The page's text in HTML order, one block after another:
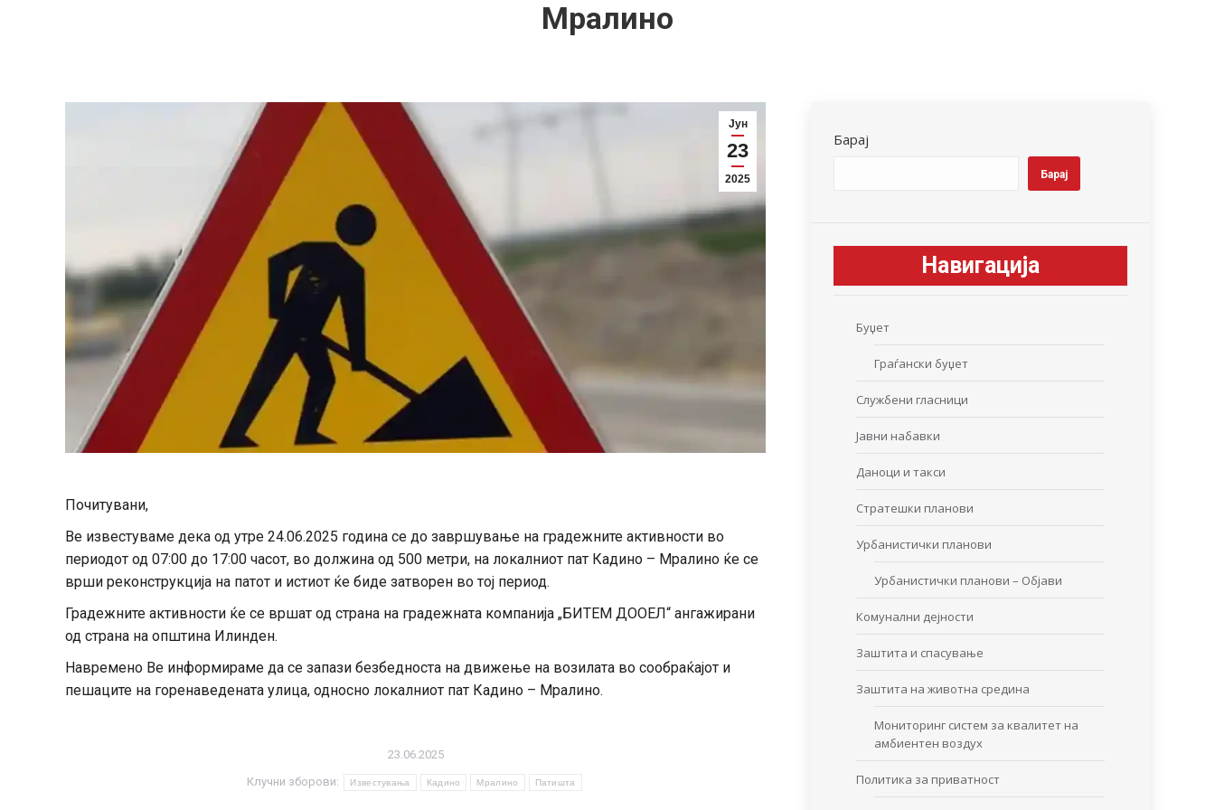
Мралино
Јун
23
2025
Почитувани,
Ве известуваме дека од утре 24.06.2025 година се до завршување на градежните активности во
периодот од 07:00 до 17:00 часот, во должина од 500 метри, на локалниот пат Кадино – Мралино ќе се
врши реконструкција на патот и истиот ќе биде затворен во тој период.
Градежните активности ќе се вршат од страна на градежната компанија „БИТЕМ ДООЕЛ“ ангажирани
од страна на општина Илинден.
Навремено Ве информираме да се запази безбедноста на движење на возилата во сообраќајот и
пешаците на горенаведената улица, односно локалниот пат Кадино – Мралино.
23.06.2025
Клучни зборови: Известувања Кадино Мралино Патишта
Барај
Барај
Навигација
Буџет
Граѓански буџет
Службени гласници
Јавни набавки
Даноци и такси
Стратешки планови
Урбанистички планови
Урбанистички планови – Објави
Комунални дејности
Заштита и спасување
Заштита на животна средина
Мониторинг систем за квалитет на
амбиентен воздух
Политика за приватност